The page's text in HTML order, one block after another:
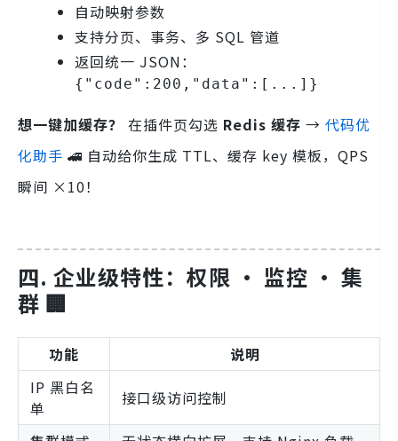
自动映射参数
支持分页、事务、多 SQL 管道
返回统一 JSON：
{"code":200,"data":[...]}
想一键加缓存？ 在插件页勾选 Redis 缓存 → 代码优
化助手 🚄 自动给你生成 TTL、缓存 key 模板，QPS
瞬间 ×10！
四. 企业级特性：权限 · 监控 · 集
群 🏢
功能
说明
IP 黑白名
单
接口级访问控制